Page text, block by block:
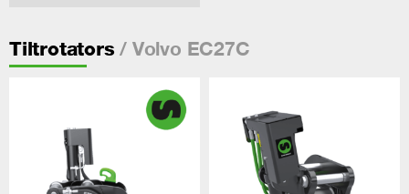
Tiltrotators / Volvo EC27C